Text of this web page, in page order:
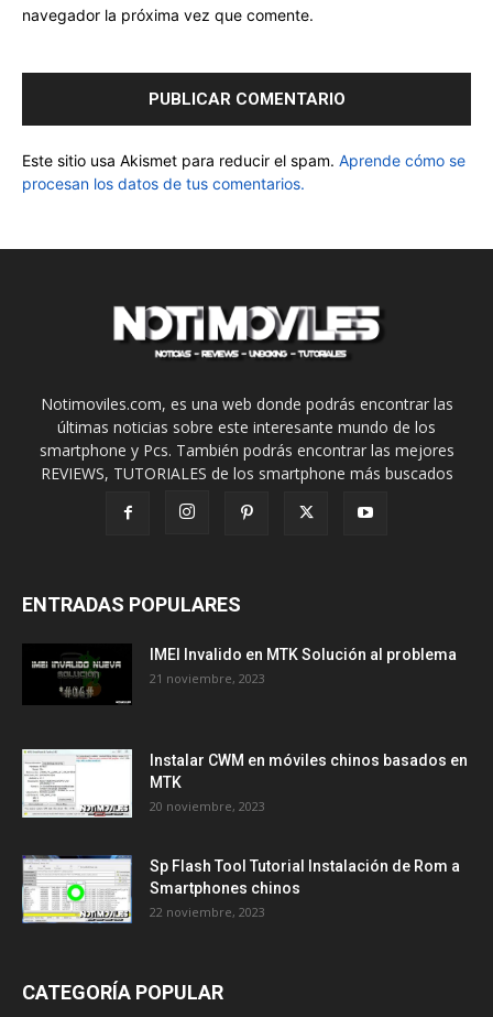
navegador la próxima vez que comente.
Este sitio usa Akismet para reducir el spam. Aprende cómo se
procesan los datos de tus comentarios.
Notimoviles.com, es una web donde podrás encontrar las
últimas noticias sobre este interesante mundo de los
smartphone y Pcs. También podrás encontrar las mejores
REVIEWS, TUTORIALES de los smartphone más buscados
ENTRADAS POPULARES
IMEI Invalido en MTK Solución al problema
21 noviembre, 2023
Instalar CWM en móviles chinos basados en
MTK
20 noviembre, 2023
Sp Flash Tool Tutorial Instalación de Rom a
Smartphones chinos
22 noviembre, 2023
CATEGORÍA POPULAR